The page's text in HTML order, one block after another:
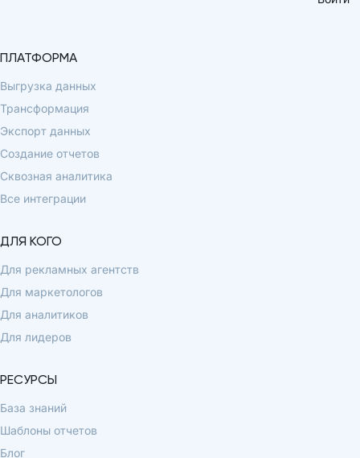
ПЛАТФОРМА
Выгрузка данных
Трансформация
Экспорт данных
Создание отчетов
Сквозная аналитика
Все интеграции
ДЛЯ КОГО
Для рекламных агентств
Для маркетологов
Для аналитиков
Для лидеров
РЕСУРСЫ
База знаний
Шаблоны отчетов
Блог